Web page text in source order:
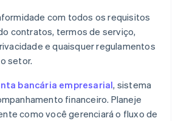
com todos os requisitos
contratos, termos de serviço,
e quaisquer regulamentos
setor.
bancária empresarial, sistema
financeiro. Planeje
como você gerenciará o fluxo de